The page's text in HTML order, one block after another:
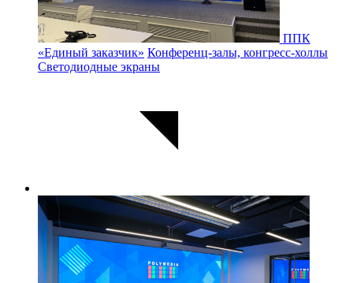
ППК
«Единый заказчик» Конференц-залы, конгресс-холлы
Светодиодные экраны